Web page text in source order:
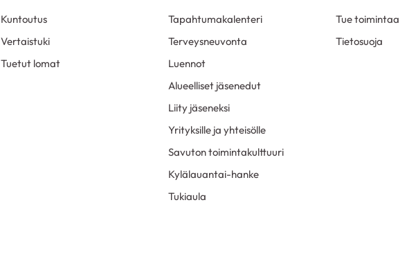
Kuntoutus
Vertaistuki
Tuetut lomat
Tapahtumakalenteri
Terveysneuvonta
Luennot
Alueelliset jäsenedut
Liity jäseneksi
Yrityksille ja yhteisölle
Savuton toimintakulttuuri
Kylälauantai-hanke
Tukiaula
Tue toimintaa
Tietosuoja